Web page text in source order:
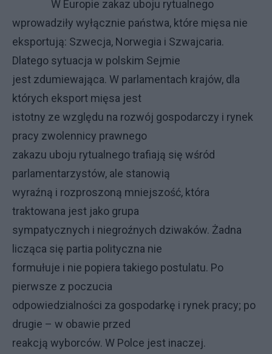
W Europie zakaz uboju rytualnego
wprowadziły wyłącznie państwa, które mięsa nie
eksportują: Szwecja, Norwegia i Szwajcaria.
Dlatego sytuacja w polskim Sejmie
jest zdumiewająca. W parlamentach krajów, dla
których eksport mięsa jest
istotny ze względu na rozwój gospodarczy i rynek
pracy zwolennicy prawnego
zakazu uboju rytualnego trafiają się wśród
parlamentarzystów, ale stanowią
wyraźną i rozproszoną mniejszość, która
traktowana jest jako grupa
sympatycznych i niegroźnych dziwaków. Żadna
licząca się partia polityczna nie
formułuje i nie popiera takiego postulatu. Po
pierwsze z poczucia
odpowiedzialności za gospodarkę i rynek pracy; po
drugie – w obawie przed
reakcją wyborców. W Polce jest inaczej.